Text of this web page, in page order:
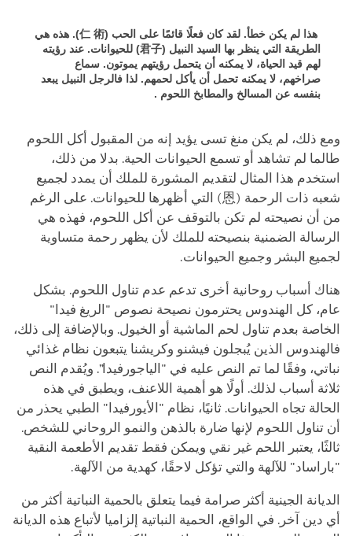
هذا لم يكن خطأ. لقد كان فعلًا قائمًا على الحب
(仁 術). هذه هي
الطريقة التي ينظر بها السيد النبيل (君子) للحيوانات. عند رؤيته
لهم قيد الحياة، لا يمكنه أن يتحمل رؤيتهم يموتون. سماع
صراخهم، لا يمكنه تحمل أن يأكل لحمهم. لذا فالرجل النبيل يبعد
بنفسه عن المسالخ والمطابخ اللحوم .
ومع ذلك، لم يكن منغ تسى يؤيد إنه من المقبول أكل اللحوم
طالما لم تشاهد أو تسمع الحيوانات الحية. بدلا من ذلك،
استخدم هذا المثال لتقديم المشورة للملك أن يمدد لجميع
شعبه ذات الرحمة (恩) التي أظهرها للحيوانات. على الرغم
من أن نصيحته لم تكن بالتوقف عن أكل اللحوم، فهذه هي
الرسالة الضمنية بنصيحته للملك لأن يظهر رحمة متساوية
لجميع البشر وجميع الحيوانات.
هناك أسباب روحانية أخرى تدعم عدم تناول اللحوم. بشكل
عام، كل الهندوس يحترمون نصيحة نصوص "الريغ فيدا"
الخاصة بعدم تناول لحم الماشية أو الخيول. وبالإضافة إلى ذلك،
فالهندوس الذين يُبجلون فيشنو وكريشنا يتبعون نظام غذائي
نباتي، وفقًا لما تم النص عليه في "الياجورفيدا”. ويُقدم النص
ثلاثة أسباب لذلك. أولًا هو أهمية اللاعنف، ويطبق في هذه
الحالة تجاه الحيوانات. ثانيًا، نظام "الأيورفيدا" الطبي يحذر من
أن تناول اللحوم لإنها ضارة بالذهن والنمو الروحاني للشخص.
ثالثًا، يعتبر اللحم غير نقي ويمكن فقط تقديم الأطعمة النقية
"باراساد" للآلهة والتي تؤكل لاحقًا، كهدية من الآلهة.
الديانة الجينية أكثر صرامة فيما يتعلق بالحمية النباتية أكثر من
أي دين آخر. في الواقع، الحمية النباتية إلزاميا لأتباع هذه الديانة